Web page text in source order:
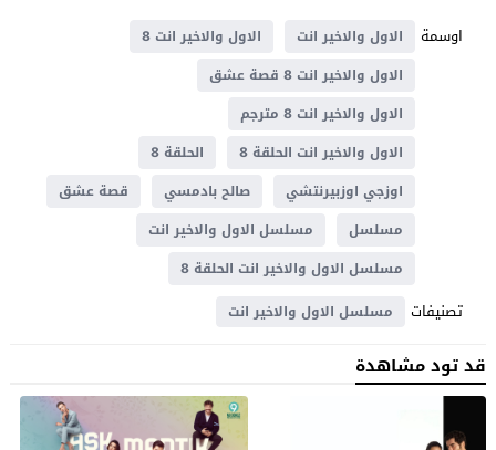
اوسمة
الاول والاخير انت
الاول والاخير انت 8
الاول والاخير انت 8 قصة عشق
الاول والاخير انت 8 مترجم
الاول والاخير انت الحلقة 8
الحلقة 8
اوزجي اوزبيرنتشي
صالح بادمسي
قصة عشق
مسلسل
مسلسل الاول والاخير انت
مسلسل الاول والاخير انت الحلقة 8
تصنيفات مسلسل الاول والاخير انت
قد تود مشاهدة